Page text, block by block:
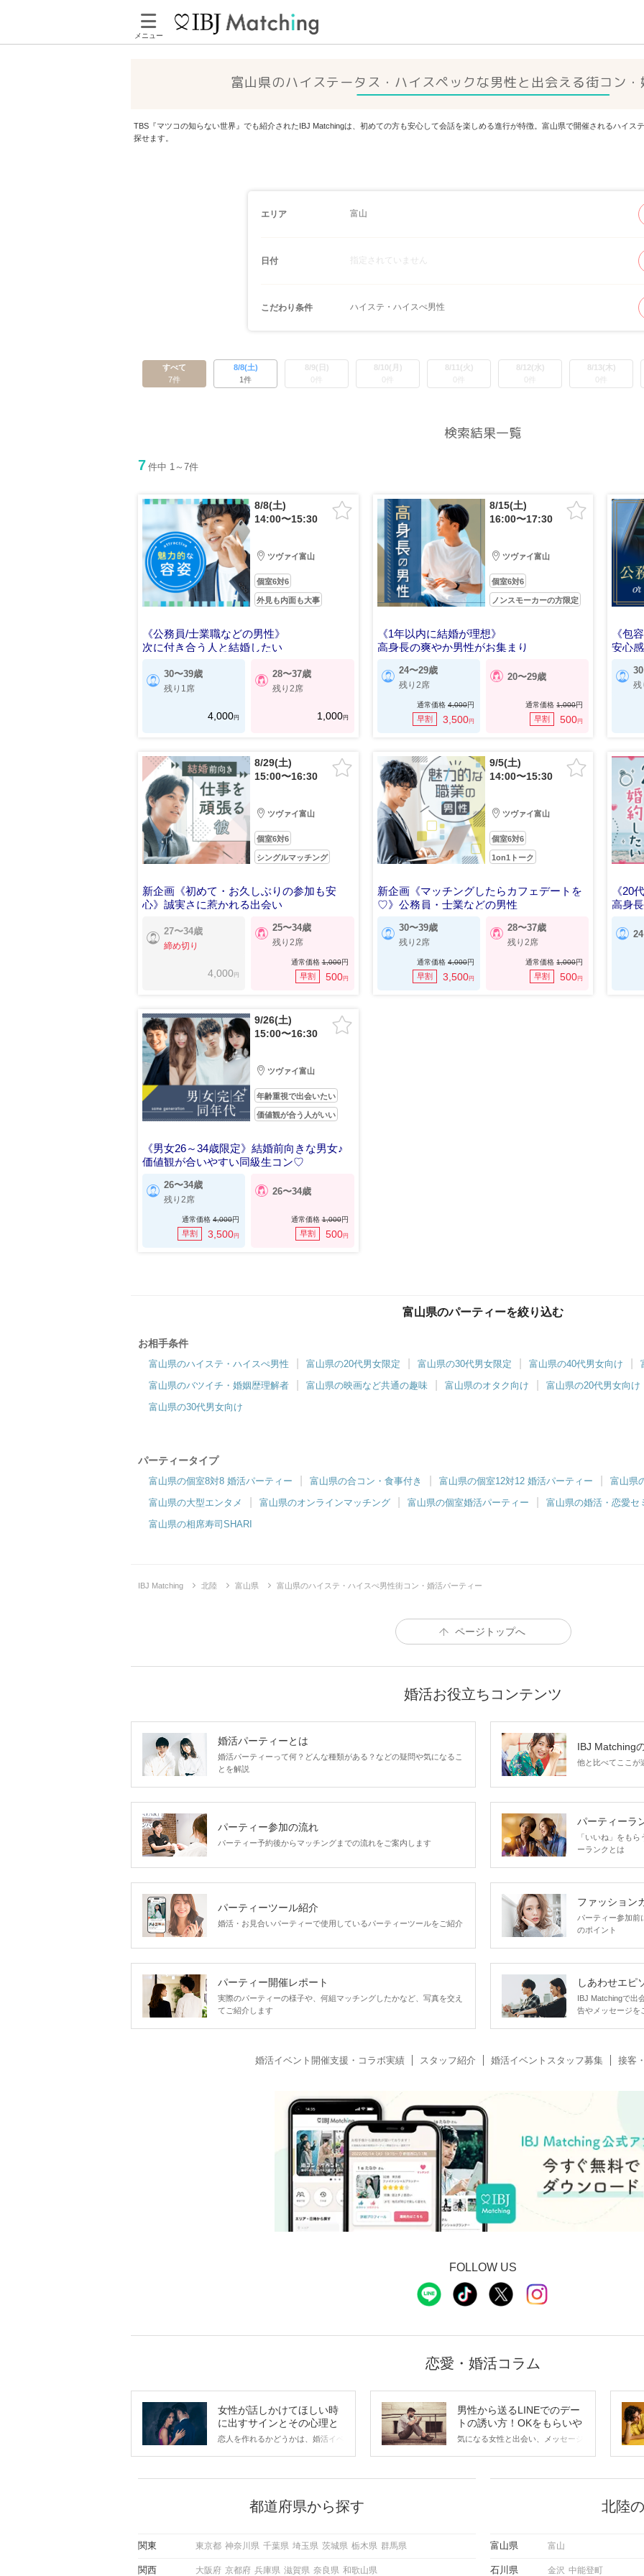
メニュー
富山県のハイステータス・ハイスペックな男性と出会える街コン
TBS『マツコの知らない世界』でも紹介されたIBJ Matchingは、初めての方も安心して会話を楽しめる進行が特徴。富山県で開催されるハイス
探せます。
エリア 富山
日付 指定されていません
こだわり条件 ハイステ・ハイスぺ男性
すべて
7件
8/8(土)
1件
8/9(日)
0件
8/10(月)
0件
8/11(火)
0件
8/12(水)
0件
8/13(木)
0件
検索結果一覧
7 件中 1～7件
8/8(土)
14:00〜15:30
ツヴァイ富山
個室6対6
外見も内面も大事
《公務員/士業職などの男性》
次に付き合う人と結婚したい
30〜39歳
残り1席
4,000円
28〜37歳
残り2席
1,000円
8/15(土)
16:00〜17:30
ツヴァイ富山
個室6対6
ノンスモーカーの方限定
《1年以内に結婚が理想》
高身長の爽やか男性がお集まり
24〜29歳
残り2席
通常価格 4,000円
早割 3,500円
20〜29歳
通常価格1,000円
早割 500円
《包
安心
残
8/29(土)
15:00〜16:30
ツヴァイ富山
個室6対6
シングルマッチング
新企画《初めて・お久しぶりの参加も安
心》誠実さに惹かれる出会い
27〜34歳
締め切り
4,000 円
25〜34歳
残り2席
通常価格1,000円
早割 500円
9/5(土)
14:00〜15:30
ツヴァイ富山
個室6対6
1on1トーク
新企画《マッチングしたらカフェデートを
♡》公務員・士業などの男性
30〜39歳
残り2席
通常価格 4,000円
早割 3,500円
28〜37歳
残り2席
通常価格1,000円
早割 500円
《20
高身
9/26(土)
15:00〜16:30
ツヴァイ富山
年齢重視で出会いたい
価値観が合う人がいい
《男女26～34歳限定》結婚前向きな男女♪
価値観が合いやすい同級生コン♡
26〜34歳
残り2席
通常価格4,000円
早割 3,500円
26〜34歳
通常価格1,000円
早割 500円
富山県のパーティーを絞り込む
お相手条件
富山県のハイステ・ハイスぺ男性 富山県の20代男女限定 富山県の30代男女限定 富山県の40代男女向け
富山県のバツイチ・婚姻歴理解者
富山県の映画など共通の趣味 富山県のオタク向け 富山県の20代男女向け
富山県の30代男女向け
パーティータイプ
富山県の個室8対8 婚活パーティー 富山県の合コン・食事付き 富山県の個室12対12 婚活パーティー
富山県
富山県の大型エンタメ
富山県のオンラインマッチング 富山県の個室婚活パーティー 富山県の婚活・恋愛セ
富山県の相席寿司SHARI
IBJ Matching 北陸 富山県 富山県のハイステ・ハイスぺ男性街コン・婚活パーティー
ページトップへ
婚活お役立ちコンテンツ
婚活パーティーとは
婚活パーティーって何？どんな種類がある？などの疑問や気になるこ
とを解説
IBJ Matching
他と比べてここが
パーティー参加の流れ
パーティー予約後からマッチングまでの流れをご案内します
パーティーラ
「いいね」をも
ーランクとは
パーティーツール紹介
婚活・お見合いパーティーで使用しているパーティーツールをご紹介
ファッション
パーティー参加前
のポイント
パーティー開催レポート
実際のパーティーの様子や、何組マッチングしたかなど、写真を交え
てご紹介します
しあわせエピ
IBJ Matchingで出
告やメッセージを
婚活イベント開催支援・コラボ実績 スタッフ紹介 婚活イベントスタッフ募集 接客
FOLLOW US
恋愛・婚活コラム
女性が話しかけてほしい時
に出すサインとその心理と
は？
恋人を作れるかどうかは、婚活イベ
から恋人作りを本格的に始めようと
している方は、女性が異性を求めて
この記事では、女性が話しかけて欲
しく解説した後、婚活イベントで実
男性から送るLINEでのデー
トの誘い方！OKをもらいや
すいメッセージのコツは？
気になる女性と出会い、メッセージ
も混じえながら解説するので、ぜひ
都道府県から探す
関東 東京都 神奈川県 千葉県 埼玉県 茨城県 栃木県 群馬県
関西 大阪府 京都府 兵庫県 滋賀県 奈良県 和歌山県
北陸
富山県 富山
石川県 金沢 中能登町